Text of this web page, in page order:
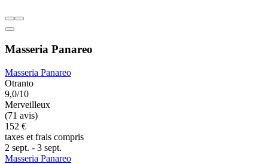
Masseria Panareo
Masseria Panareo
Otranto
9,0/10
Merveilleux
(71 avis)
152 €
taxes et frais compris
2 sept. - 3 sept.
Masseria Panareo